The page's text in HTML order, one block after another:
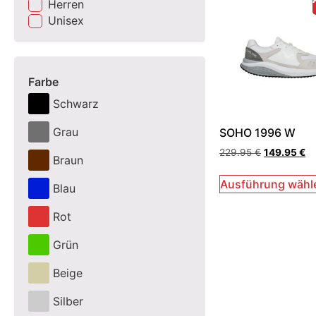
Herren
Unisex
Farbe
Schwarz
Grau
Braun
Blau
Rot
Grün
Beige
Silber
SOHO 1996 W
229.95€ 149.95€
Ausführung